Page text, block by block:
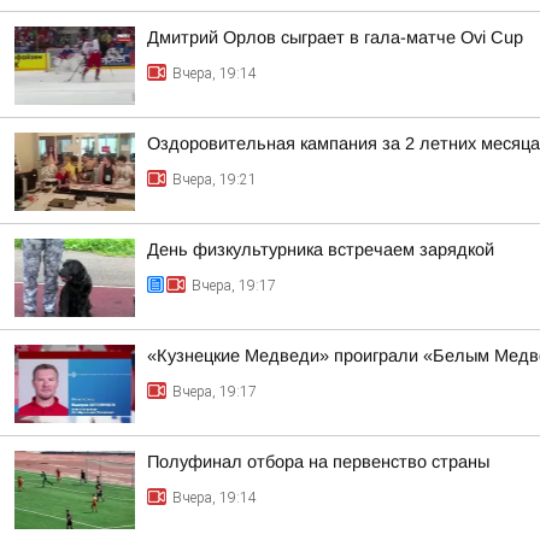
Дмитрий Орлов сыграет в гала-матче Ovi Cup
Вчера, 19:14
Оздоровительная кампания за 2 летних месяца
Вчера, 19:21
День физкультурника встречаем зарядкой
Вчера, 19:17
«Кузнецкие Медведи» проиграли «Белым
Вчера, 19:17
Полуфинал отбора на первенство страны
Вчера, 19:14